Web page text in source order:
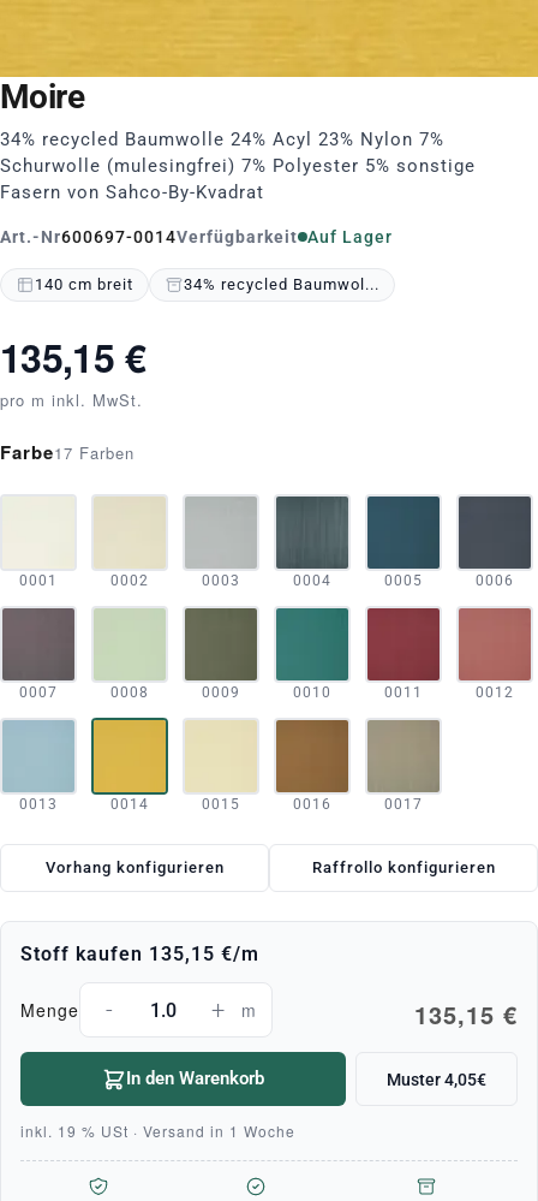
Moire
34% recycled Baumwolle 24% Acyl 23% Nylon 7%
Schurwolle (mulesingfrei) 7% Polyester 5% sonstige
Fasern von Sahco-By-Kvadrat
Art.-Nr600697-0014Verfügbarkeit Auf Lager
140 cm breit 34% recycled Baumwol...
135,15 €
pro m inkl. MwSt.
Farbe17 Farben
0001 0002 0003 0004 0005 0006
0007 0008 0009 0010 0011 0012
0013 0014 0015 0016 0017
Vorhang konfigurieren Raffrollo konfigurieren
Stoff kaufen 135,15 €/m
Menge - + m 135,15 €
In den Warenkorb Muster 4,05€
inkl. 19 % USt · Versand in 1 Woche